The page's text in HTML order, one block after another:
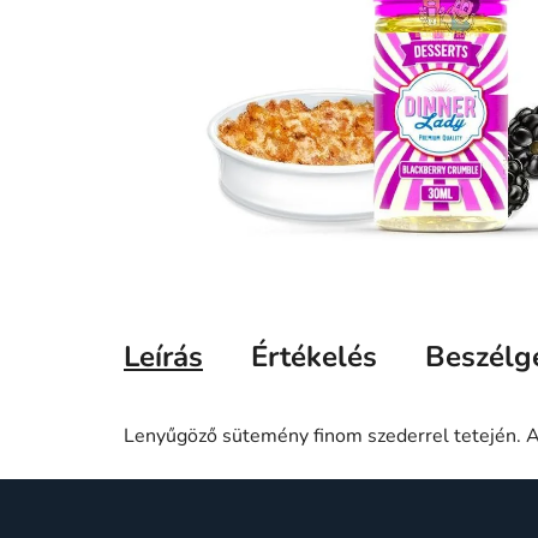
Leírás Értékelés
Lenyűgöző sütemény finom szederrel tetején.